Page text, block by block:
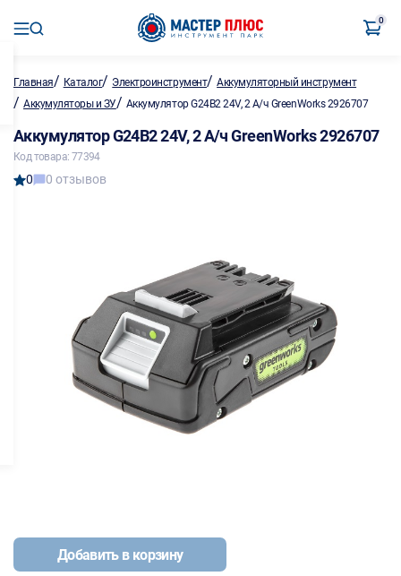
0
Главная/ Каталог/ Электроинструмент/Аккумуляторный инструмент
/ Аккумуляторы и ЗУ/ Аккумулятор G24B2 24V, 2 А/ч GreenWorks 2926707
Аккумулятор G24B2 24V, 2 А/ч GreenWorks 2926707
Код товара: 77394
0 0 отзывов
Добавить в корзину